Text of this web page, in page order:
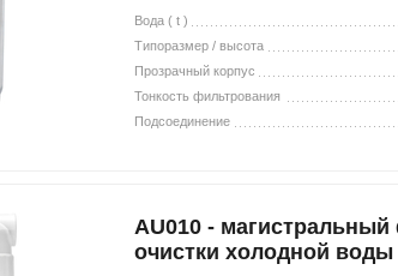
Вода ( t )
Типоразмер / высота
Прозрачный корпус
Тонкость фильтрования
Подсоединение
AU010 -
очистки холодной воды